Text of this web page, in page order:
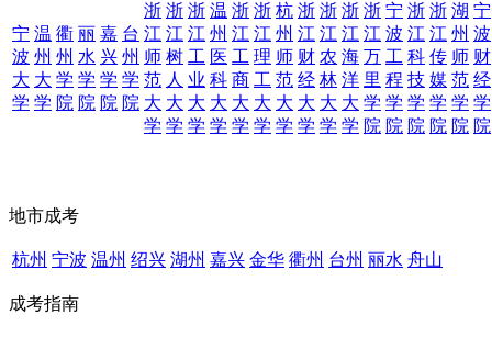
宁
波
大
学
温
州
大
学
衢
州
学
院
丽
水
学
院
嘉
兴
学
院
台
州
学
院
浙
江
师
范
大
学
浙
江
树
人
大
学
浙
江
工
业
大
学
温
州
医
科
大
学
浙
江
工
商
大
学
浙
江
理
工
大
学
杭
州
师
范
大
学
浙
江
财
经
大
学
浙
江
农
林
大
学
浙
江
海
洋
大
学
浙
江
万
里
学
院
宁
波
工
程
学
院
浙
江
科
技
学
院
浙
江
传
媒
学
院
湖
州
师
范
学
院
宁
波
财
经
学
院
地市成考
杭州 宁波 温州 绍兴 湖州 嘉兴 金华 衢州 台州 丽水 舟山
成考指南